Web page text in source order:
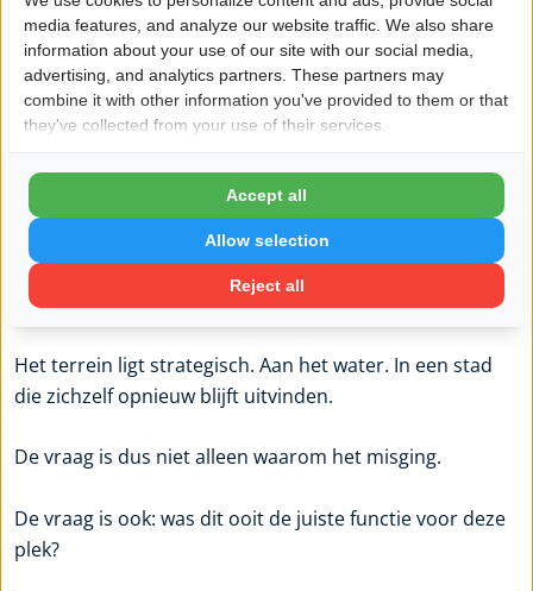
bestemmingsplan kansen biedt voor:
“leisure, cultuur en horeca, voor creatieve en
commerciële functies en voor een volledig nieuwe
invulling die past bij het Rotterdam van nu.”
Dat is interessant. Want misschien is Rivoli nooit echt
een pretpark geweest. Misschien was het altijd al een
tussenfase. Een tijdelijke invulling van een locatie die
eigenlijk wachtte op iets groters.
Het terrein ligt strategisch. Aan het water. In een stad
die zichzelf opnieuw blijft uitvinden.
De vraag is dus niet alleen waarom het misging.
De vraag is ook: was dit ooit de juiste functie voor deze
plek?
media features, and analyze our website traffic. We also share
information about your use of our site with our social media,
advertising, and analytics partners. These partners may
combine it with other information you've provided to them or that
they've collected from your use of their services.
Reject all
Allow selection
Accept all